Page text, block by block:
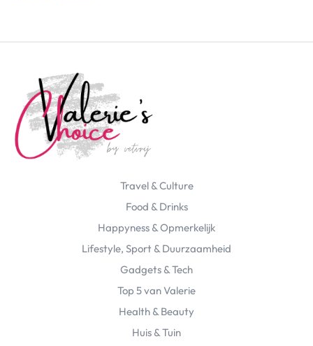
Travel & Culture
Food & Drinks
Happyness & Opmerkelijk
Lifestyle, Sport & Duurzaamheid
Gadgets & Tech
Top 5 van Valerie
Health & Beauty
Huis & Tuin